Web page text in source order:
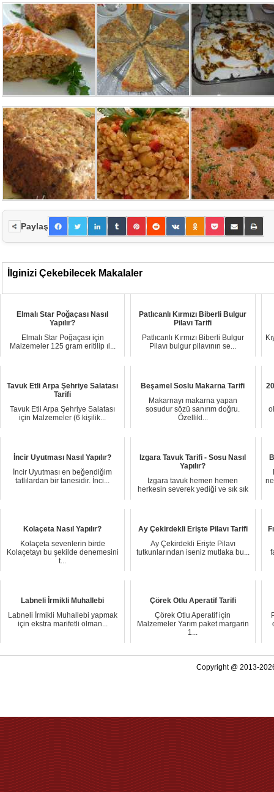
Paylaş
İlginizi Çekebilecek Makalaler
Elmalı Star Poğaçası Nasıl
Yapılır?
Elmalı Star Poğaçası için
Malzemeler 125 gram eritilip ıl...
Patlıcanlı Kırmızı Biberli Bulgur
Pilavı Tarifi
Patlıcanlı Kırmızı Biberli Bulgur
Pilavı bulgur pilavının se...
Tavuk Etli Arpa Şehriye Salatası
Tarifi
Tavuk Etli Arpa Şehriye Salatası
için Malzemeler (6 kişilik...
Beşamel Soslu Makarna Tarifi
Makarnayı makarna yapan
sosudur sözü sanırım doğru.
Özellikl...
İncir Uyutması Nasıl Yapılır?
İncir Uyutması en beğendiğim
tatlılardan bir tanesidir. İnci...
Izgara Tavuk Tarifi - Sosu Nasıl
Yapılır?
Izgara tavuk hemen hemen
herkesin severek yediği ve sık sık
Kolaçeta Nasıl Yapılır?
Kolaçeta sevenlerin birde
Kolaçetayı bu şekilde denemesini
t...
Ay Çekirdekli Erişte Pilavı Tarifi
Ay Çekirdekli Erişte Pilavı
tutkunlarından iseniz mutlaka bu...
Labneli İrmikli Muhallebi
Labneli İrmikli Muhallebi yapmak
için ekstra marifetli olman...
Çörek Otlu Aperatif Tarifi
Çörek Otlu Aperatif için
Malzemeler Yarım paket margarin
1...
Copyright @ 2013-